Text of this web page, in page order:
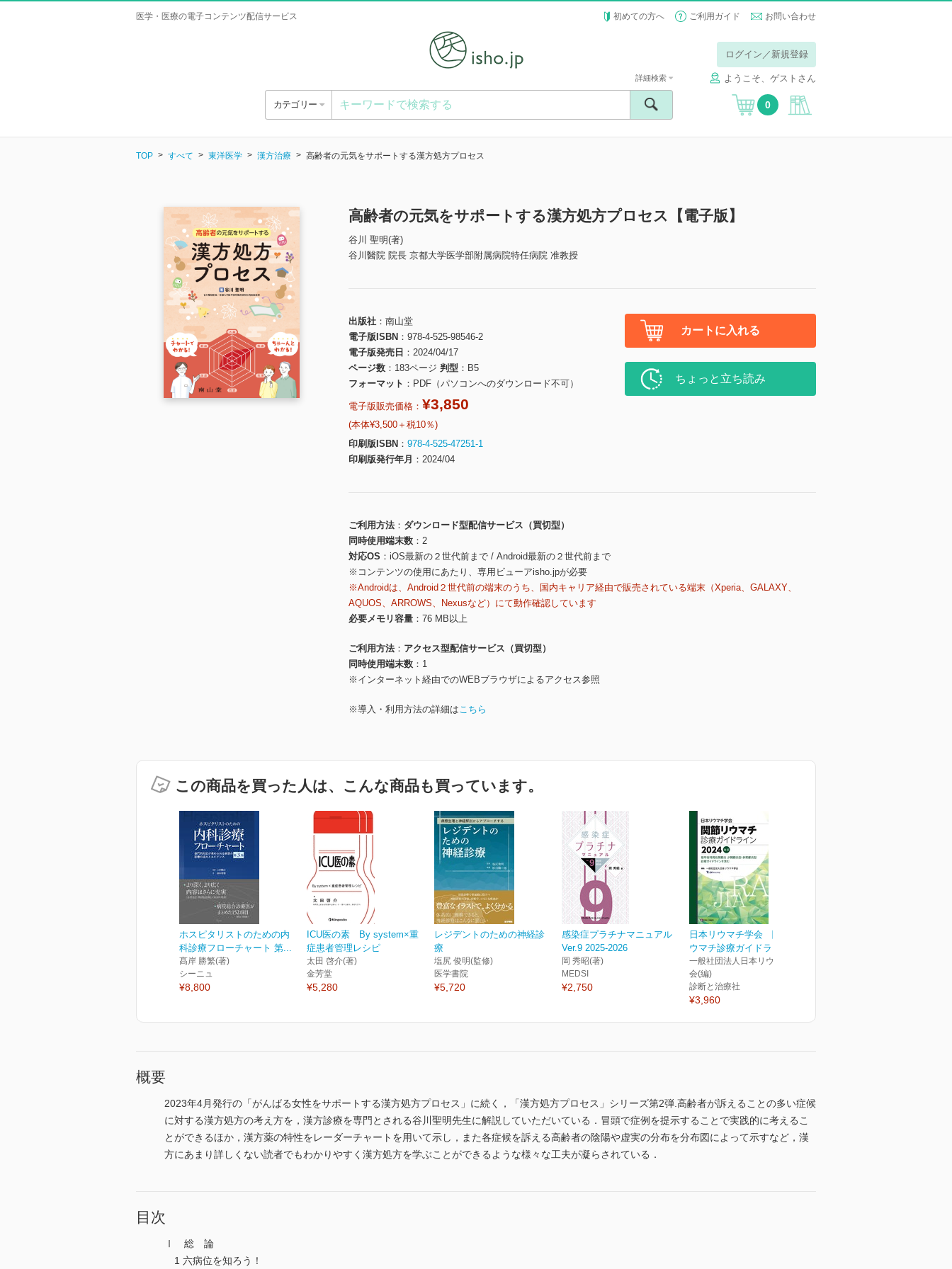
医学・医療の電子コンテンツ配信サービス 初めての方へ ご利用ガイド お問い合わせ
ログイン／新規登録
ようこそ、ゲストさん
カテゴリー
詳細検索
0
TOP すべて 東洋医学 漢方治療 高齢者の元気をサポートする漢方処方プロセス
高齢者の元気をサポートする漢方処方プロセス【電子版】
谷川 聖明(著)
谷川醫院 院長 京都大学医学部附属病院特任病院 准教授
出版社
南山堂
電子版ISBN
978-4-525-98546-2
電子版発売日
2024/04/17
ページ数
183ページ 判型
B5
フォーマット
PDF（パソコンへのダウンロード不可）
電子版販売価格： ¥3,850
(本体¥3,500＋税10％)
印刷版ISBN
978-4-525-47251-1
印刷版発行年月
2024/04
カートに入れる
ちょっと立ち読み
ご利用方法
ダウンロード型配信サービス（買切型）
同時使用端末数
2
対応OS
iOS最新の２世代前まで / Android最新の２世代前まで
※コンテンツの使用にあたり、専用ビューアisho.jpが必要
※Androidは、Android２世代前の端末のうち、国内キャリア経由で販売されている端末（Xperia、GALAXY、
AQUOS、ARROWS、Nexusなど）にて動作確認しています
必要メモリ容量
76 MB以上
ご利用方法
アクセス型配信サービス（買切型）
同時使用端末数
1
※インターネット経由でのWEBブラウザによるアクセス参照
※導入・利用方法の詳細はこちら
この商品を買った人は、こんな商品も買っています。
ホスピタリストのための内
科診療フローチャート 第...
髙岸 勝繁(著)
シーニュ
¥8,800
ICU医の素 By system×重
症患者管理レシピ
太田 啓介(著)
金芳堂
¥5,280
レジデントのための神経診
療
塩尻 俊明(監修)
医学書院
¥5,720
感染症プラチナマニュアル
Ver.9 2025-2026
岡 秀昭(著)
MEDSI
¥2,750
日本リウマチ学会 関節リ
ウマチ診療ガイドライン...
一般社団法人日本リウマチ学
会(編)
診断と治療社
¥3,960
概要
2023年4月発行の「がんばる女性をサポートする漢方処方プロセス」に続く，「漢方処方プロセス」シリーズ第2弾.高齢者が訴えることの多い症候
に対する漢方処方の考え方を，漢方診療を専門とされる谷川聖明先生に解説していただいている．冒頭で症例を提示することで実践的に考えるこ
とができるほか，漢方薬の特性をレーダーチャートを用いて示し，また各症候を訴える高齢者の陰陽や虚実の分布を分布図によって示すなど，漢
方にあまり詳しくない読者でもわかりやすく漢方処方を学ぶことができるような様々な工夫が凝らされている．
目次
Ⅰ 総 論
1 六病位を知ろう！